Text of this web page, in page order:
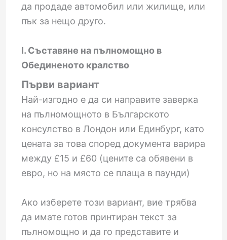
да продаде автомобил или жилище, или
пък за нещо друго.
I. Съставяне на пълномощно в
Обединеното кралство
Първи вариант
Най-изгодно е да си направите заверка
на пълномощното в Българското
консулство в Лондон или Единбург, като
цената за това според документа варира
между £15 и £60 (цените са обявени в
евро, но на място се плаща в паунди)
Ако изберете този вариант, вие трябва
да имате готов принтиран текст за
пълномощно и да го представите и